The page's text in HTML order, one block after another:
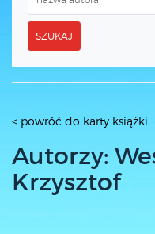
SZUKAJ
< powróć do karty książki
Autorzy:
Krzysztof